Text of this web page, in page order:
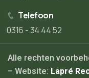
Telefoon
0316 - 34 44 52
Alle rechten
– Website: Lapré